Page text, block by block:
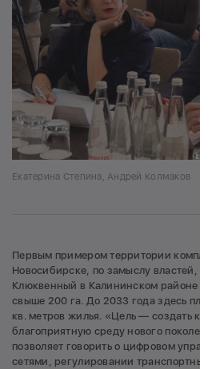
Екатерина Степина, Андрей Колмаков
Первым примером территории
Новосибирске, по замыслу
Клюквенный в Калининском
свыше 200 га. До 2033 года здесь
кв. метров жилья. «Цель — создать
благоприятную среду нового
позволяет говорить о цифровом
сетями, регулировании